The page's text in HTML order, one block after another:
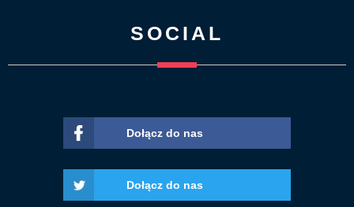
SOCIAL
Dołącz do nas
Dołącz do nas